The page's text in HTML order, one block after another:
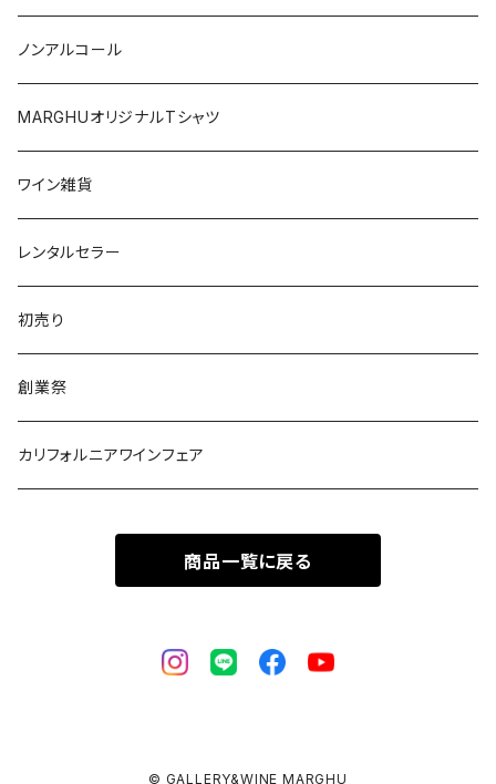
日本
オーストリア
南アフリカ
ポルトガル
オーストラリア
日本
ポルトガル
ノンアルコール
MARGHUオリジナルTシャツ
ワイン雑貨
レンタルセラー
初売り
創業祭
カリフォルニアワインフェア
商品一覧に戻る
© GALLERY&WINE MARGHU